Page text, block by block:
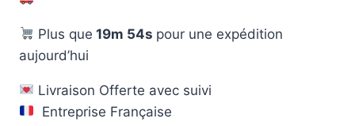
Plus que 19m 53s pour une expédition
aujourd’hui
Livraison Offerte avec suivi
Entreprise Française